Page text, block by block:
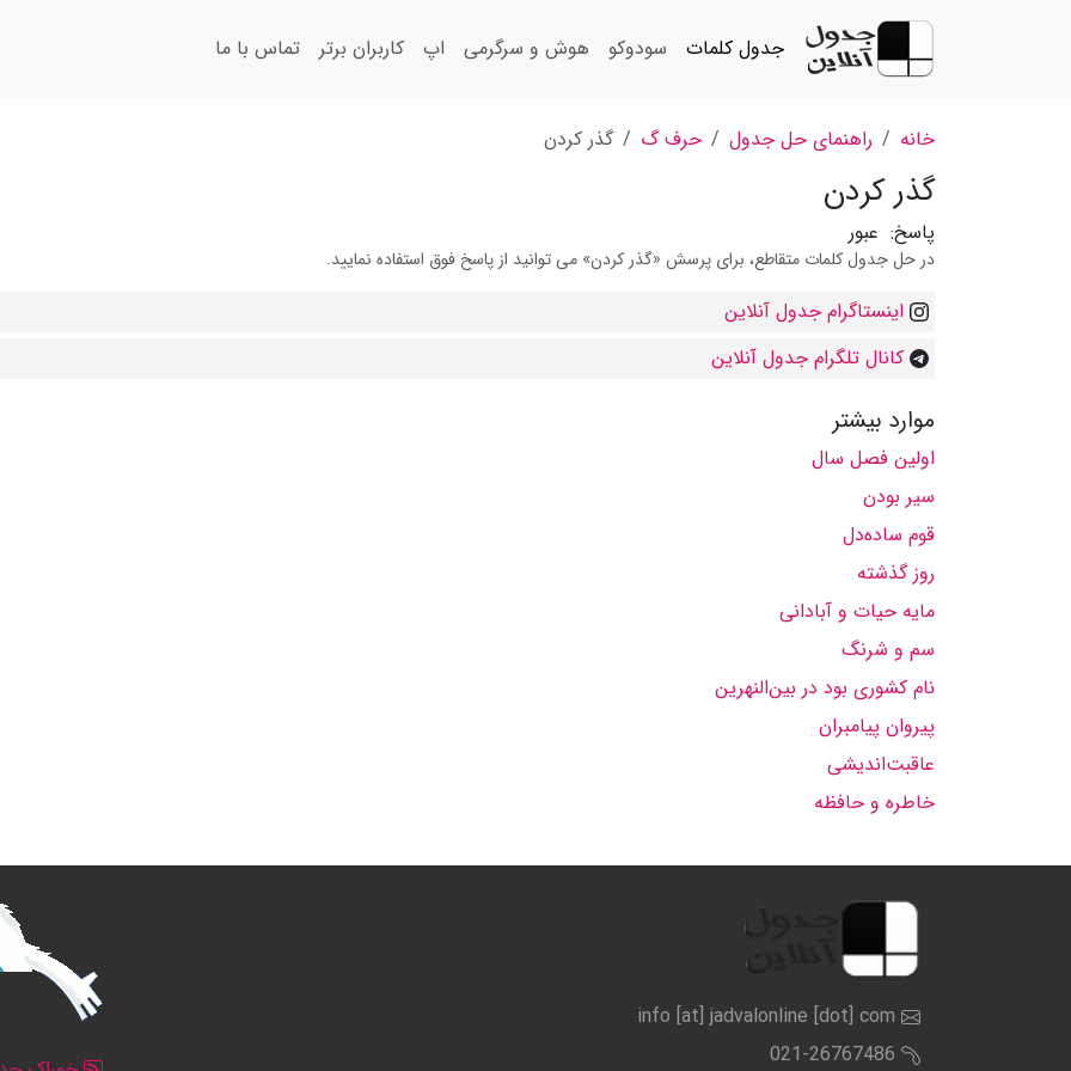
جدول کلمات سودوکو هوش و سرگرمی اپ کاربران برتر تماس با ما
خانه راهنمای حل جدول حرف گ گذر کردن
گذر کردن
پاسخ: عبور
در حل جدول کلمات متقاطع، برای پرسش «گذر کردن» می توانید از پاسخ فوق استفاده نمایید.
اینستاگرام جدول آنلاین
کانال تلگرام جدول آنلاین
موارد بیشتر
اولین فصل سال
سیر بودن
قوم ساده‌دل
روز گذشته
مایه حیات و آبادانی
سم و شرنگ
نام کشوری بود در بین‌النهرین
پیروان پیامبران
عاقبت‌اندیشی
خاطره و حافظه
info [at] jadvalonline [dot] com
021-26767486